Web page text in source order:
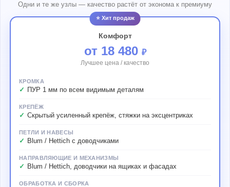
Одни и те же узлы — качество растёт от эконома к премиуму
⭐ Хит продаж
Комфорт
от 18 480 ₽
Лучшее цена / качество
КРОМКА
ПУР 1 мм по всем видимым деталям
КРЕПЁЖ
Скрытый усиленный крепёж, стяжки на эксцентриках
ПЕТЛИ И НАВЕСЫ
Blum / Hettich с доводчиками
НАПРАВЛЯЮЩИЕ И МЕХАНИЗМЫ
Blum / Hettich, доводчики на ящиках и фасадах
ОБРАБОТКА И СБОРКА